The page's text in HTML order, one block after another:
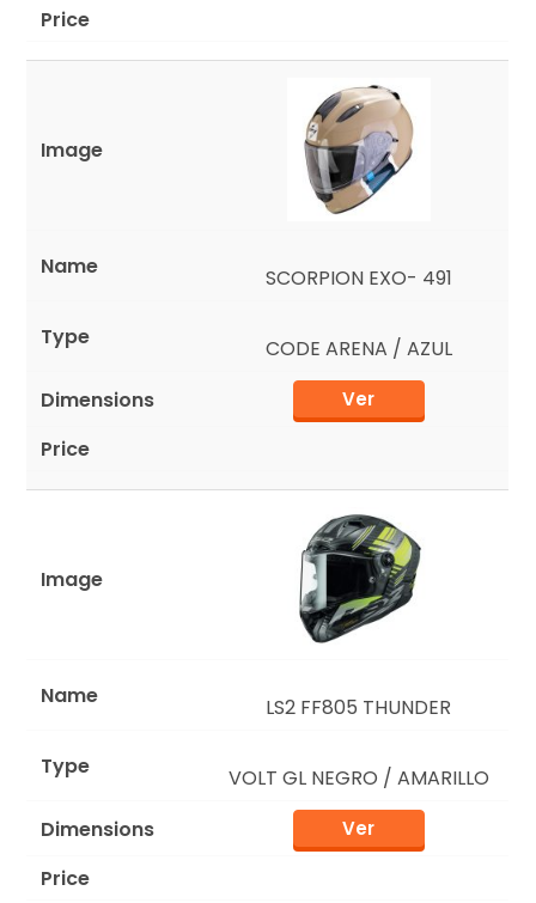
SCORPION EXO- 491
CODE ARENA / AZUL
Ver
LS2 FF805 THUNDER
VOLT GL NEGRO / AMARILLO
Ver